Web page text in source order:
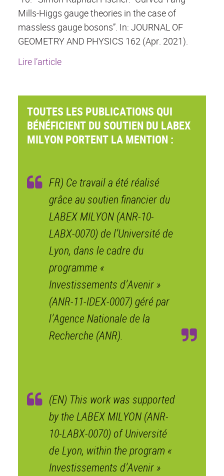
Mills-Higgs gauge theories in the case of
massless gauge bosons”. In: JOURNAL OF
GEOMETRY AND PHYSICS 162 (Apr. 2021).
Lire l’article
TOUTES LES PUBLICATIONS QUI
BÉNÉFICIENT DU SOUTIEN DU LABEX
MILYON PORTENT LA MENTION :
FR) Ce travail a été réalisé
grâce au soutien financier du
LABEX MILYON (ANR-10-
LABX-0070) de l’Université de
Lyon, dans le cadre du
programme «
Investissements d’Avenir »
(ANR-11-IDEX-0007) géré par
l’Agence Nationale de la
Recherche (ANR).
(EN) This work was supported
by the LABEX MILYON (ANR-
10-LABX-0070) of Université
de Lyon, within the program «
Investissements d’Avenir »